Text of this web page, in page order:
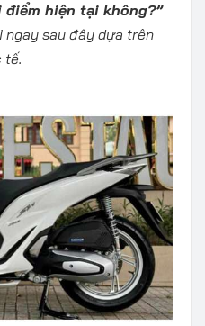
điểm hiện tại không?”
sau đây dựa trên
tế.